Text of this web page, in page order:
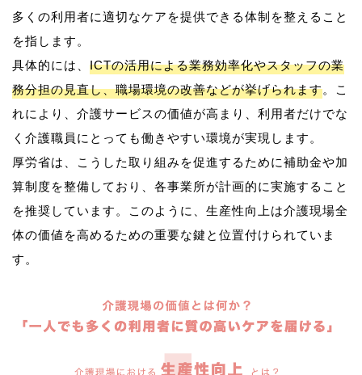
多くの利用者に適切なケアを提供できる体制を整えること
を指します。
具体的には、 ICTの活用による業務効率化やスタッフの業
務分担の見直し、職場環境の改善などが挙げられます。こ
れにより、介護サービスの価値が高まり、利用者だけでな
く介護職員にとっても働きやすい環境が実現します。
厚労省は、こうした取り組みを促進するために補助金や加
算制度を整備しており、各事業所が計画的に実施すること
を推奨しています。このように、生産性向上は介護現場全
体の価値を高めるための重要な鍵と位置付けられていま